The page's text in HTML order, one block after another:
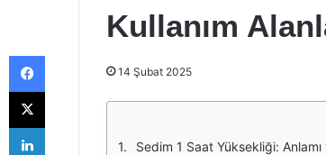
Kullanım
14 Şubat 2025
Sedim 1 Saat Yüksekliği: Anlamı
Facebook
X
LinkedIn